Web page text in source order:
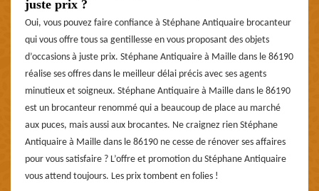
juste prix ?
Oui, vous pouvez faire confiance à Stéphane Antiquaire brocanteur
qui vous offre tous sa gentillesse en vous proposant des objets
d’occasions à juste prix. Stéphane Antiquaire à Maille dans le 86190
réalise ses offres dans le meilleur délai précis avec ses agents
minutieux et soigneux. Stéphane Antiquaire à Maille dans le 86190
est un brocanteur renommé qui a beaucoup de place au marché
aux puces, mais aussi aux brocantes. Ne craignez rien Stéphane
Antiquaire à Maille dans le 86190 ne cesse de rénover ses affaires
pour vous satisfaire ? L’offre et promotion du Stéphane Antiquaire
vous attend toujours. Les prix tombent en folies !